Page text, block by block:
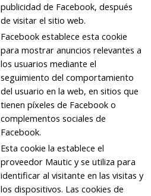
publicidad de Facebook, después
de visitar el sitio web.
Facebook establece esta cookie
para mostrar anuncios relevantes a
los usuarios mediante el
seguimiento del comportamiento
del usuario en la web, en sitios que
tienen píxeles de Facebook o
complementos sociales de
Facebook.
Esta cookie la establece el
proveedor Mautic y se utiliza para
identificar al visitante en las visitas y
los dispositivos. Las cookies de